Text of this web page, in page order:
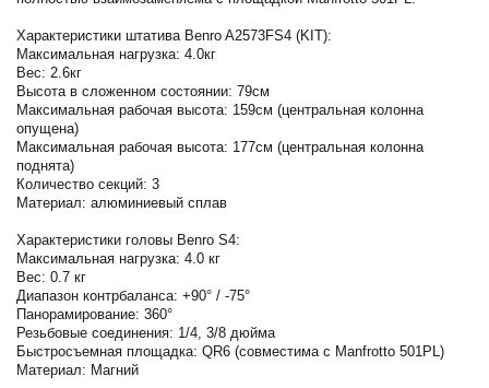
Характеристики штатива Benro A2573FS4 (KIT):
Максимальная нагрузка: 4.0кг
Вес: 2.6кг
Высота в сложенном состоянии: 79см
Максимальная рабочая высота: 159см (центральная колонна
опущена)
Максимальная рабочая высота: 177см (центральная колонна
поднята)
Количество секций: 3
Материал: алюминиевый сплав
Характеристики головы Benro S4:
Максимальная нагрузка: 4.0 кг
Вес: 0.7 кг
Диапазон контрбаланса: +90° / -75°
Панорамирование: 360°
Резьбовые соединения: 1/4, 3/8 дюйма
Быстросъемная площадка: QR6 (совместима с Manfrotto 501PL)
Материал: Магний